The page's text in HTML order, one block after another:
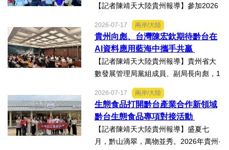
【記者陳靖天大陸貴州報導】參加2026
色產業助力鄉村振興對接會的臺灣嘉賓
組團，7月15日，到興仁市實地考察，深
入調研興仁薏仁米...
2026-07-17 兩岸/大陸
貴州向彪、台灣陳宏欽期待黔台在
AI資料應用藍海中攜手共贏
【記者陳靖天大陸貴州報導】貴州省大
數發展管理局黨組成員、副局長向彪，1
作懇談會黔台大數據與人工智能產業對
接會上表示，召開黔台大數據與人工智
能產業對接會，旨在搭建兩...
2026-07-17 兩岸/大陸
生態食品打開黔台產業合作新領域
黔台生態食品專項對接活動
【記者陳靖天大陸貴州報導】盛夏七
月，黔山滴翠，萬物並秀。2026年貴州·